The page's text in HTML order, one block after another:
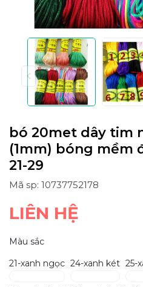
bó 20met dây tim
(1mm) bóng mềm
21-29
Mã sp: 10737752178
LIÊN HỆ
Màu sắc
21-xanh ngọc 24-xanh két 25-